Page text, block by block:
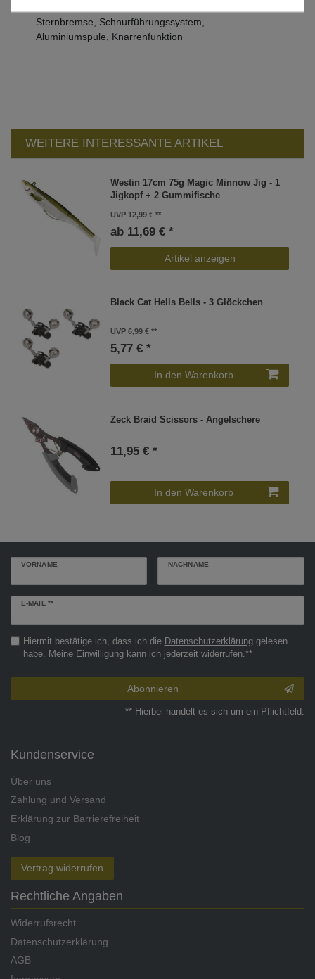
Sternbremse, Schnurführungssystem,
Aluminiumspule, Knarrenfunktion
WEITERE INTERESSANTE ARTIKEL
Westin 17cm 75g Magic Minnow Jig - 1
Jigkopf + 2 Gummifische
UVP 12,99 €
ab 11,69 € *
Artikel anzeigen
Black Cat Hells Bells - 3 Glöckchen
UVP 6,99 €
5,77 € *
In den Warenkorb
Zeck Braid Scissors - Angelschere
11,95 € *
In den Warenkorb
VORNAME NACHNAME
E-MAIL **
Newsletter
Hiermit bestätige ich, dass ich die Daten­schutz­erklärunggelesen
habe. Meine Einwilligung kann ich jederzeit widerrufen.**
Abonnieren
** Hierbei handelt es sich um ein Pflichtfeld.
Kundenservice
Über uns
Zahlung und Versand
Erklärung zur Barrierefreiheit
Blog
Vertrag widerrufen
Rechtliche Angaben
Widerrufsrecht
Datenschutzerklärung
AGB